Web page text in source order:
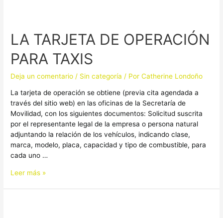
LA TARJETA DE OPERACIÓN
PARA TAXIS
Deja un comentario / Sin categoría / PorCatherine Londoño
La tarjeta de operación se obtiene (previa cita agendada a
través del sitio web) en las oficinas de la Secretaría de
Movilidad, con los siguientes documentos: Solicitud suscrita
por el representante legal de la empresa o persona natural
adjuntando la relación de los vehículos, indicando clase,
marca, modelo, placa, capacidad y tipo de combustible, para
cada uno …
DE
OPERACIÓN
PARA
TAXIS
Leer más »